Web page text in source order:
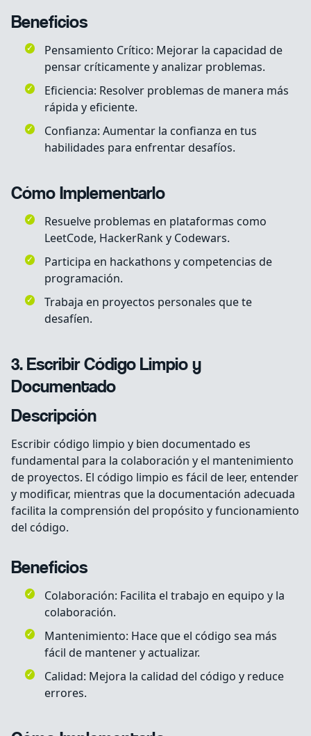
Beneficios
Pensamiento Crítico: Mejorar la capacidad de
pensar críticamente y analizar problemas.
Eficiencia: Resolver problemas de manera más
rápida y eficiente.
Confianza: Aumentar la confianza en tus
habilidades para enfrentar desafíos.
Cómo Implementarlo
Resuelve problemas en plataformas como
LeetCode, HackerRank y Codewars.
Participa en hackathons y competencias de
programación.
Trabaja en proyectos personales que te
desafíen.
3. Escribir Código Limpio y
Documentado
Descripción
Escribir código limpio y bien documentado es
fundamental para la colaboración y el mantenimiento
de proyectos. El código limpio es fácil de leer, entender
y modificar, mientras que la documentación adecuada
facilita la comprensión del propósito y funcionamiento
del código.
Beneficios
Colaboración: Facilita el trabajo en equipo y la
colaboración.
Mantenimiento: Hace que el código sea más
fácil de mantener y actualizar.
Calidad: Mejora la calidad del código y reduce
errores.